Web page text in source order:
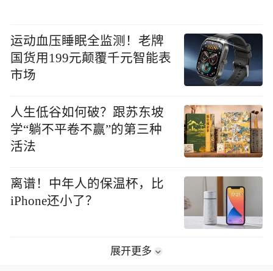
运动血压睡眠全监测！老牌
国货用199元颠覆千元智能表
市场
人生低谷如何破？跟苏东坡
学“躺不平卷不赢”的第三种
活法
离谱！中年人的保温杯，比
iPhone还小了？
展开更多